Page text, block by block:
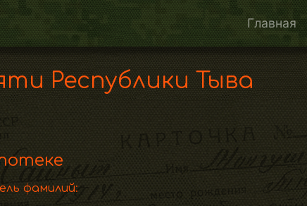
Главная
Республики Тыва
фамилий: